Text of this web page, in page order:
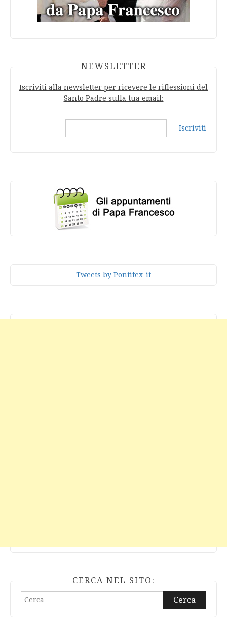
NEWSLETTER
Iscriviti alla newsletter per ricevere le riflessioni del
Santo Padre sulla tua email:
Iscriviti
Tweets by Pontifex_it
CERCA NEL SITO:
Ricerca